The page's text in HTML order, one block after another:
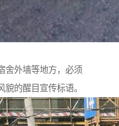
舍外墙等地方，必须
的醒目宣传标语。